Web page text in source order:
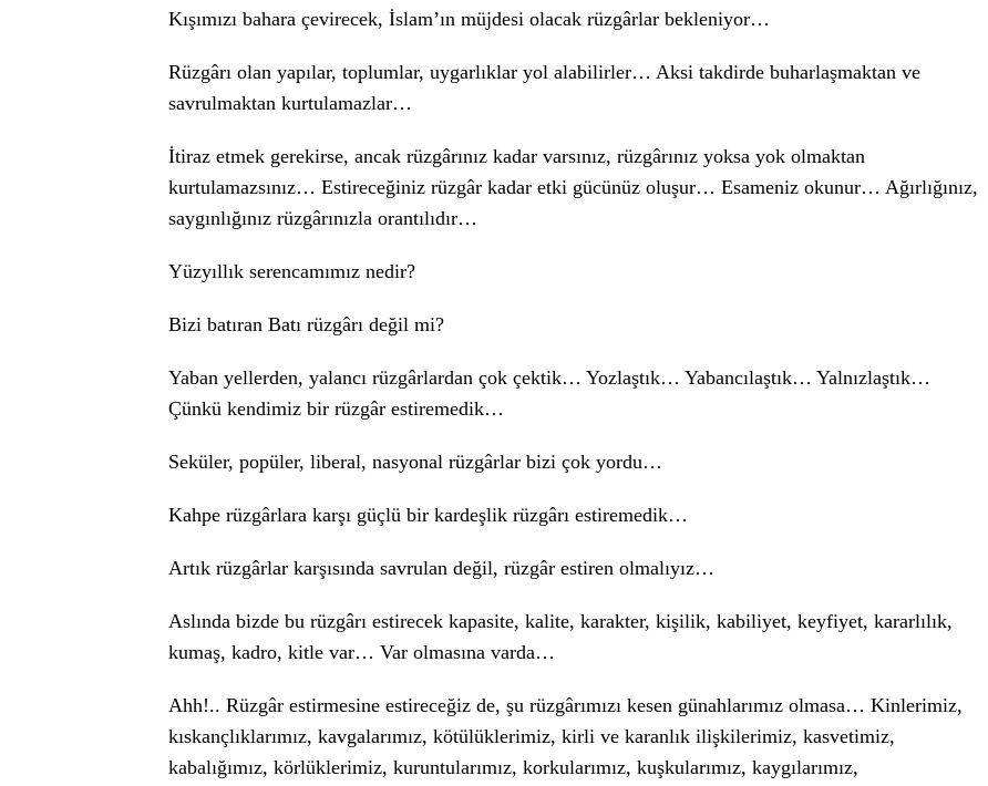
Kışımızı bahara çevirecek, İslam’ın müjdesi olacak rüzgârlar bekleniyor…
Rüzgârı olan yapılar, toplumlar, uygarlıklar yol alabilirler… Aksi takdirde buharlaşmaktan ve
savrulmaktan kurtulamazlar…
İtiraz etmek gerekirse, ancak rüzgârınız kadar varsınız, rüzgârınız yoksa yok olmaktan
kurtulamazsınız… Estireceğiniz rüzgâr kadar etki gücünüz oluşur… Esameniz okunur… Ağırlığınız,
saygınlığınız rüzgârınızla orantılıdır…
Yüzyıllık serencamımız nedir?
Bizi batıran Batı rüzgârı değil mi?
Yaban yellerden, yalancı rüzgârlardan çok çektik… Yozlaştık… Yabancılaştık… Yalnızlaştık…
Çünkü kendimiz bir rüzgâr estiremedik…
Seküler, popüler, liberal, nasyonal rüzgârlar bizi çok yordu…
Kahpe rüzgârlara karşı güçlü bir kardeşlik rüzgârı estiremedik…
Artık rüzgârlar karşısında savrulan değil, rüzgâr estiren olmalıyız…
Aslında bizde bu rüzgârı estirecek kapasite, kalite, karakter, kişilik, kabiliyet, keyfiyet, kararlılık,
kumaş, kadro, kitle var… Var olmasına varda…
Ahh!.. Rüzgâr estirmesine estireceğiz de, şu rüzgârımızı kesen günahlarımız olmasa… Kinlerimiz,
kıskançlıklarımız, kavgalarımız, kötülüklerimiz, kirli ve karanlık ilişkilerimiz, kasvetimiz,
kabalığımız, körlüklerimiz, kuruntularımız, korkularımız, kuşkularımız, kaygılarımız,